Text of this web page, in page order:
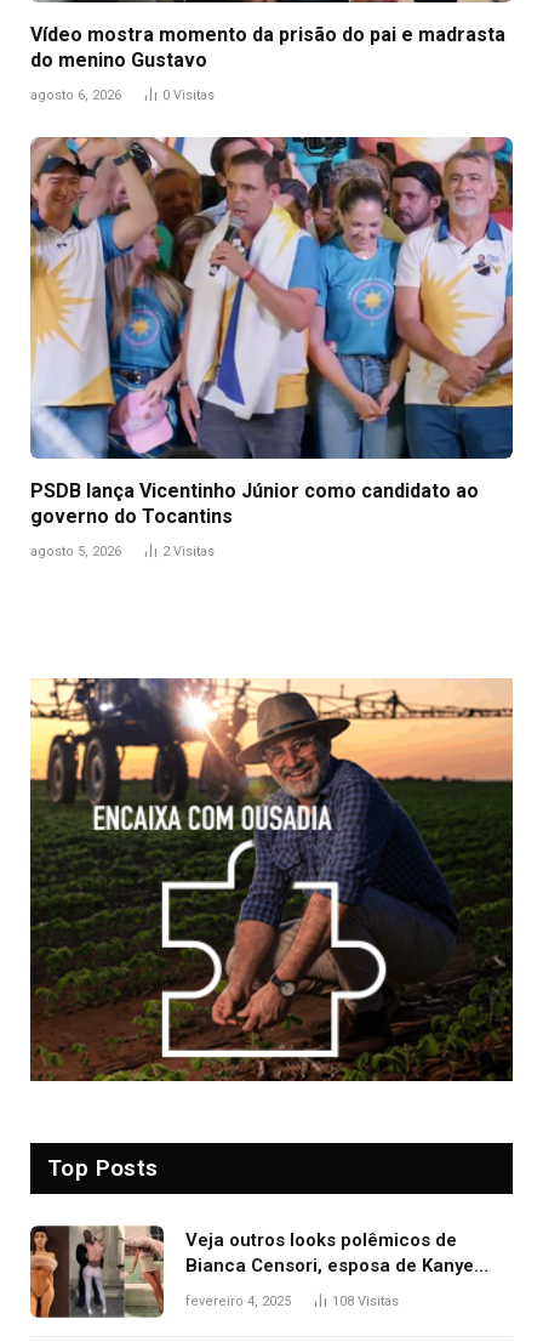
Vídeo mostra momento da prisão do pai e madrasta
do menino Gustavo
agosto 6, 2026 0 Visitas
PSDB lança Vicentinho Júnior como candidato ao
governo do Tocantins
agosto 5, 2026 2Visitas
Top Posts
Veja outros looks polêmicos de
Bianca Censori, esposa de Kanye
West que apareceu nua no Grammy
fevereiro 4, 2025 108 Visitas